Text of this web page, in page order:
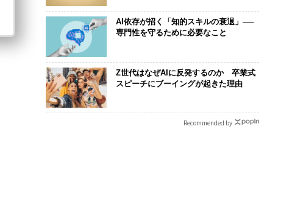
AI依存が招く「知的スキルの衰退」──
専門性を守るために必要なこと
Z世代はなぜAIに反発するのか 卒業式
スピーチにブーイングが起きた理由
Recommended by